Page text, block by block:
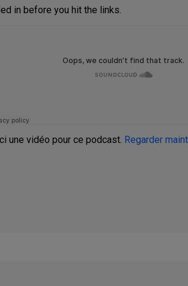
in before you hit the links.
une vidéo pour ce podcast. Regarder